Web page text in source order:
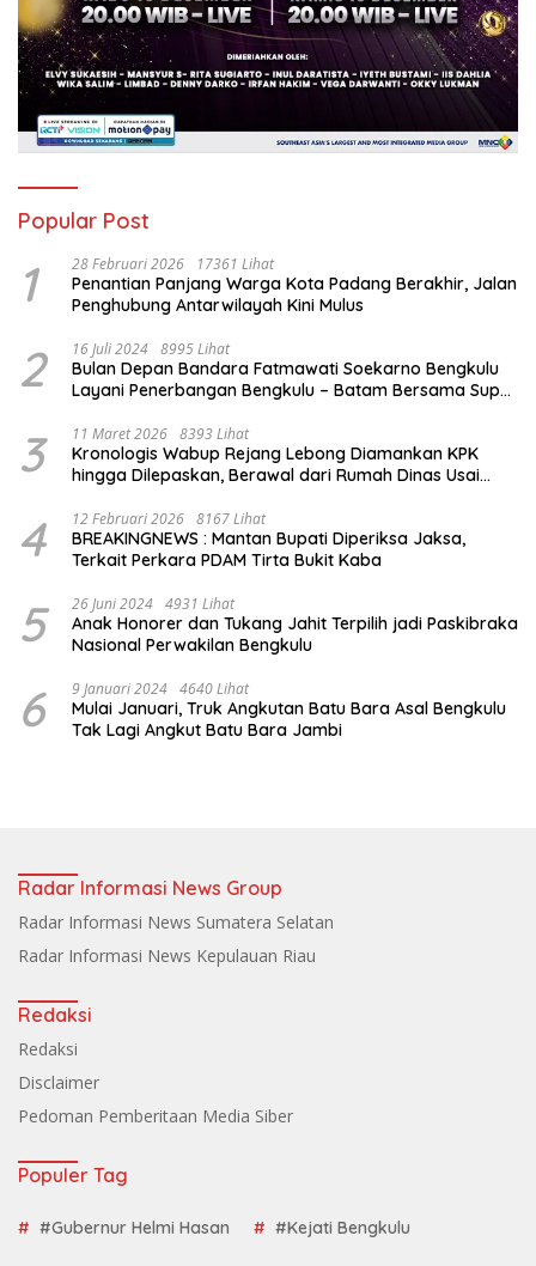
Popular Post
1 28 Februari 2026 17361 Lihat
Penantian Panjang Warga Kota Padang Berakhir, Jalan
Penghubung Antarwilayah Kini Mulus
2 16 Juli 2024 8995 Lihat
Bulan Depan Bandara Fatmawati Soekarno Bengkulu
Layani Penerbangan Bengkulu – Batam Bersama Super
3 11 Maret 2026 8393 Lihat
Kronologis Wabup Rejang Lebong Diamankan KPK
hingga Dilepaskan, Berawal dari Rumah Dinas Usai
4 12 Februari 2026 8167 Lihat
BREAKINGNEWS : Mantan Bupati Diperiksa Jaksa,
Terkait Perkara PDAM Tirta Bukit Kaba
5 26 Juni 2024 4931 Lihat
Anak Honorer dan Tukang Jahit Terpilih jadi Paskibraka
Nasional Perwakilan Bengkulu
6 9 Januari 2024 4640 Lihat
Mulai Januari, Truk Angkutan Batu Bara Asal Bengkulu
Tak Lagi Angkut Batu Bara Jambi
Radar Informasi News Group
Radar Informasi News Sumatera Selatan
Radar Informasi News Kepulauan Riau
Redaksi
Redaksi
Disclaimer
Pedoman Pemberitaan Media Siber
Populer Tag
#Gubernur Helmi Hasan #Kejati Bengkulu